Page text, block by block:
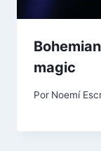
magic
Por Noemí